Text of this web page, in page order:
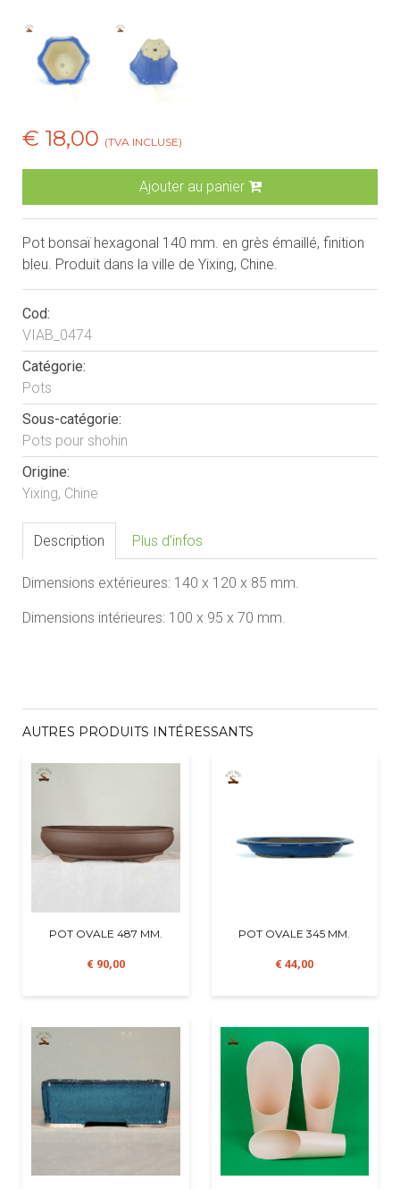
€ 18,00 (TVA INCLUSE)
Ajouter au panier
Pot bonsaï hexagonal 140 mm. en grès émaillé, finition
bleu. Produit dans la ville de Yixing, Chine.
Cod:
VIAB_0474
Catégorie:
Pots
Sous-catégorie:
Pots pour shohin
Origine:
Yixing, Chine
Description Plus d'infos
Dimensions extérieures: 140 x 120 x 85 mm.
Dimensions intérieures: 100 x 95 x 70 mm.
AUTRES PRODUITS INTÉRESSANTS
POT OVALE 487 MM.
€ 90,00
POT OVALE 345 MM.
€ 44,00